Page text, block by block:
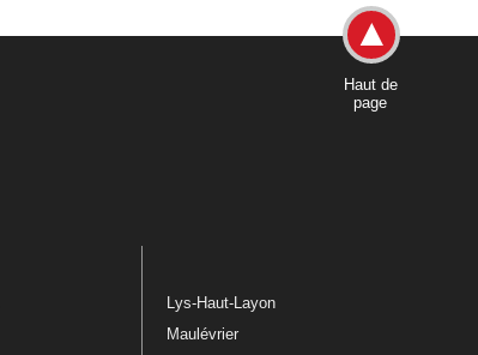
Haut de
page
Lys-Haut-Layon
Maulévrier